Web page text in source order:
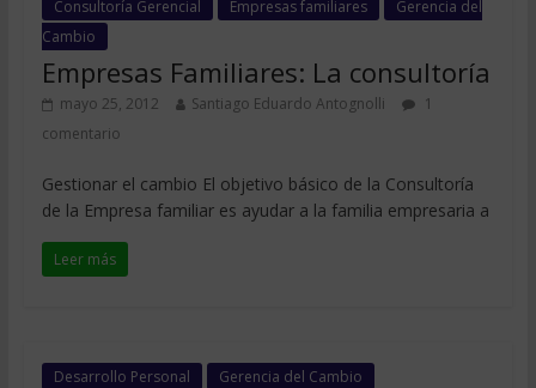
Consultoría Gerencial Empresas familiares
Gerencia del
Cambio
Empresas Familiares: La consultoría
mayo 25, 2012 Santiago Eduardo Antognolli
1
comentario
Gestionar el cambio El objetivo básico de la Consultoría
de la Empresa familiar es ayudar a la familia empresaria a
Leer más
Desarrollo Personal Gerencia del Cambio